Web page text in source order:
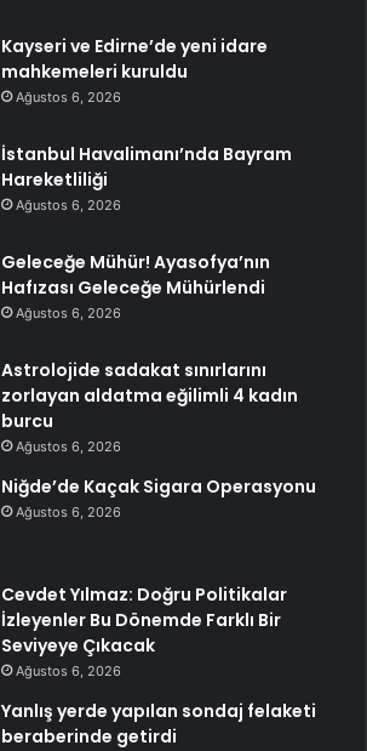
Kayseri ve Edirne’de yeni idare
mahkemeleri kuruldu
Ağustos 6, 2026
İstanbul Havalimanı’nda Bayram
Hareketliliği
Ağustos 6, 2026
Geleceğe Mühür! Ayasofya’nın
Hafızası Geleceğe Mühürlendi
Ağustos 6, 2026
Astrolojide sadakat sınırlarını
zorlayan aldatma eğilimli 4 kadın
burcu
Ağustos 6, 2026
Niğde’de Kaçak Sigara Operasyonu
Ağustos 6, 2026
Cevdet Yılmaz: Doğru Politikalar
İzleyenler Bu Dönemde Farklı Bir
Seviyeye Çıkacak
Ağustos 6, 2026
Yanlış yerde yapılan sondaj felaketi
beraberinde getirdi